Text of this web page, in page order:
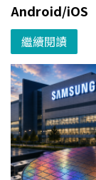
Android/iOS
繼續閱讀